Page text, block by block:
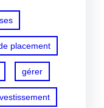
placement
gérer